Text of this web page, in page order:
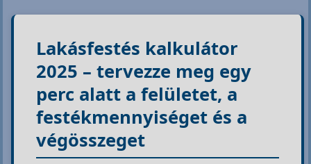
Lakásfestés kalkulátor
2025 – ​tervezze meg egy
perc alatt a felületet, a
festékmennyiséget és a
végösszeget